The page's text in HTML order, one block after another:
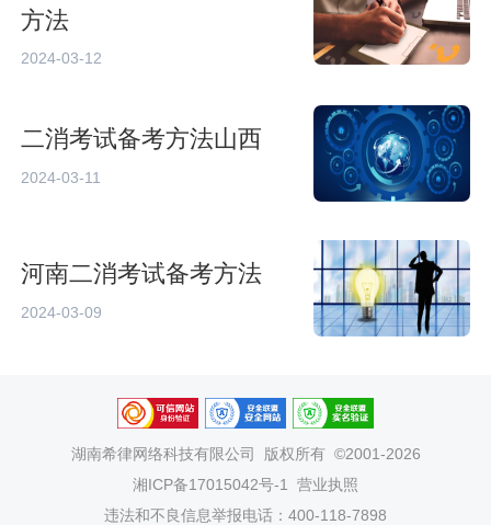
方法
2024-03-12
二消考试备考方法山西
2024-03-11
河南二消考试备考方法
2024-03-09
湖南希律网络科技有限公司
版权所有 ©2001-2026
湘ICP备17015042号-1 营业执照
违法和不良信息举报电话：400-118-7898